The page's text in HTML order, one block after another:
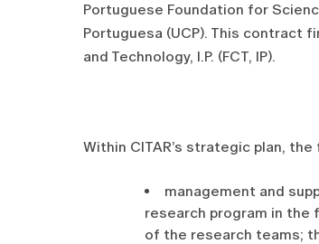
Portuguese Foundation for
Portuguesa (UCP). This contract
and Technology, I.P. (FCT, IP).
Within CITAR’s strategic plan,
management and
research program in
of the research teams;